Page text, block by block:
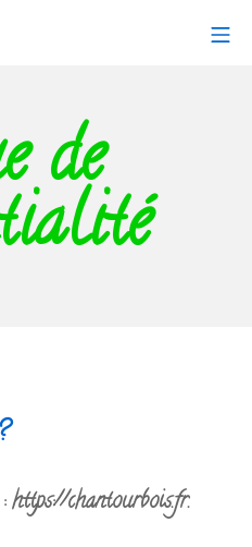
de
https://chantourbois.fr.